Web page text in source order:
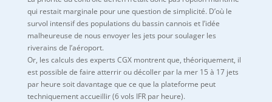
qui restait marginale pour une question de simplicité. D’où le
survol intensif des populations du bassin cannois et l’idée
malheureuse de nous envoyer les jets pour soulager les
riverains de l’aéroport.
Or, les calculs des experts CGX montrent que, théoriquement, il
est possible de faire atterrir ou décoller par la mer 15 à 17 jets
par heure soit davantage que ce que la plateforme peut
techniquement accueillir (6 vols IFR par heure).